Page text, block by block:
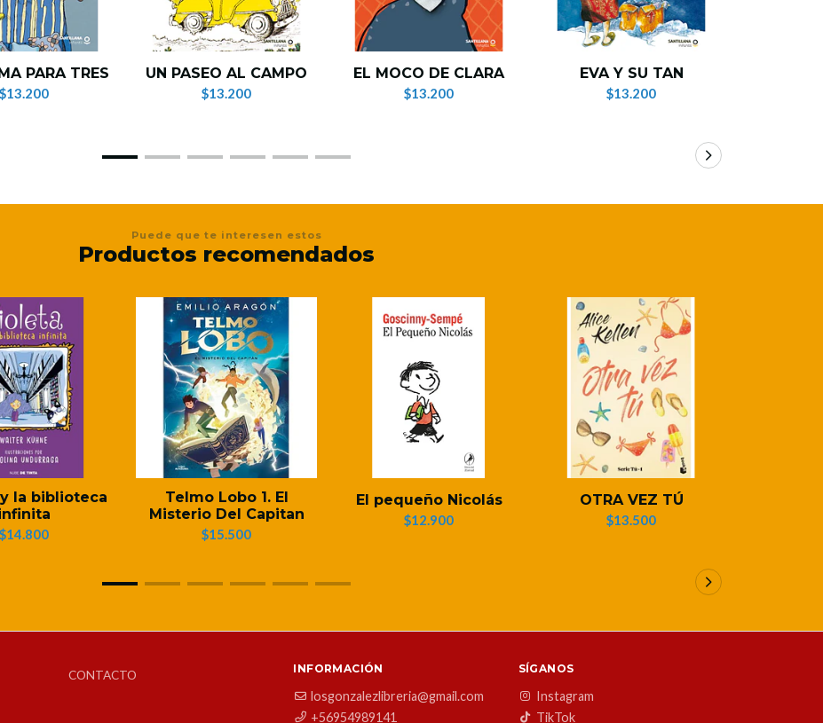
PARA TRES
$13.200
UN PASEO AL CAMPO
$13.200
EL MOCO DE CLARA
$13.200
EVA Y SU TAN
$13.200
Puede que te interesen estos
Productos recomendados
la biblioteca
$14.800
Telmo Lobo 1. El
Misterio Del Capitan
$15.500
El pequeño Nicolás
$12.900
OTRA VEZ TÚ
$13.500
CONTACTO INFORMACIÓN
losgonzalezlibreria@gmail.com
+56954989141
SÍGANOS
Instagram
TikTok